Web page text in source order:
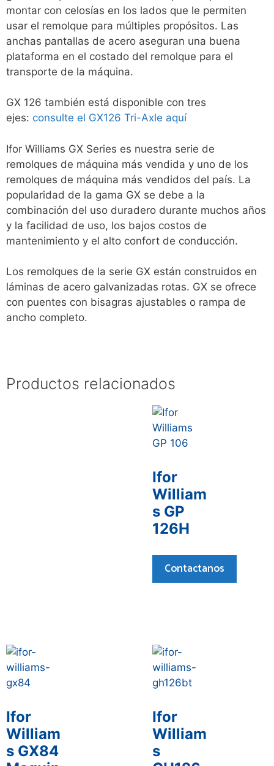
montar con celosías en los lados que le permiten
usar el remolque para múltiples propósitos. Las
anchas pantallas de acero aseguran una buena
plataforma en el costado del remolque para el
transporte de la máquina.
GX 126 también está disponible con tres
ejes: consulte el GX126 Tri-Axle aquí
Ifor Williams GX Series es nuestra serie de
remolques de máquina más vendida y uno de los
remolques de máquina más vendidos del país. La
popularidad de la gama GX se debe a la
combinación del uso duradero durante muchos años
y la facilidad de uso, los bajos costos de
mantenimiento y el alto confort de conducción.
Los remolques de la serie GX están construidos en
láminas de acero galvanizadas rotas. GX se ofrece
con puentes con bisagras ajustables o rampa de
ancho completo.
Productos relacionados
Ifor
William
s GP
126H
Contactanos
Ifor
William
s GX84
Ifor
William
s